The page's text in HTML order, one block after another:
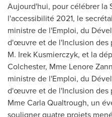
Aujourd'hui, pour célébrer la
l'accessibilité 2021, le
ministre de l'Emploi, du
d'œuvre et de l'Inclusion des
M. Irek Kusmierczyk, et la
Colchester, Mme Lenore
ministre de l'Emploi, du
d'œuvre et de l'Inclusion des
Mme Carla Qualtrough, un